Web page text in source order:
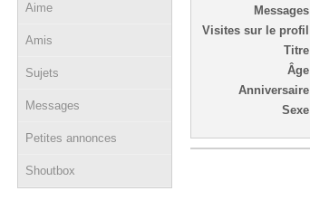
Aime
Amis
Sujets
Messages
Petites annonces
Shoutbox
Messages
Visites sur le profil
Titre
Âge
Anniversaire
Sexe